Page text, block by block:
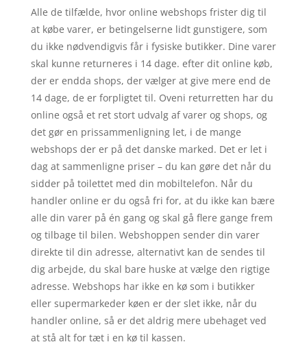
Alle de tilfælde, hvor online webshops frister dig til
at købe varer, er betingelserne lidt gunstigere, som
du ikke nødvendigvis får i fysiske butikker. Dine varer
skal kunne returneres i 14 dage. efter dit online køb,
der er endda shops, der vælger at give mere end de
14 dage, de er forpligtet til. Oveni returretten har du
online også et ret stort udvalg af varer og shops, og
det gør en prissammenligning let, i de mange
webshops der er på det danske marked. Det er let i
dag at sammenligne priser – du kan gøre det når du
sidder på toilettet med din mobiltelefon. Når du
handler online er du også fri for, at du ikke kan bære
alle din varer på én gang og skal gå flere gange frem
og tilbage til bilen. Webshoppen sender din varer
direkte til din adresse, alternativt kan de sendes til
dig arbejde, du skal bare huske at vælge den rigtige
adresse. Webshops har ikke en kø som i butikker
eller supermarkeder køen er der slet ikke, når du
handler online, så er det aldrig mere ubehaget ved
at stå alt for tæt i en kø til kassen.